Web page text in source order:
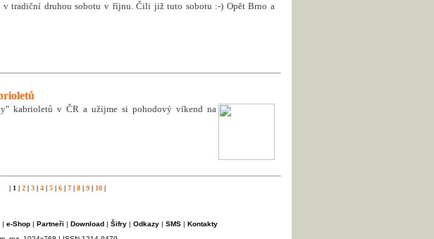
v tradiční druhou sobotu v říjnu. Čili již tuto sobotu :-) Opět Brno a
kabrioletů v ČR a užijme si pohodový víkend na
| 1 | 2 | 3 | 4 | 5 | 6 | 7 | 8 | 9 | 10 |
| e-Shop| Partneři | Download| Šifry| Odkazy| SMS| Kontakty